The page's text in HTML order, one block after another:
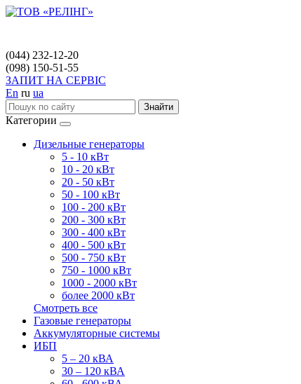
(044) 232-12-20
(098) 150-51-55
ЗАПИТ НА СЕРВІС
En ru ua
Знайти
Категории
Дизельные генераторы
5 - 10 кВт
10 - 20 кВт
20 - 50 кВт
50 - 100 кВт
100 - 200 кВт
200 - 300 кВт
300 - 400 кВт
400 - 500 кВт
500 - 750 кВт
750 - 1000 кВт
1000 - 2000 кВт
более 2000 кВт
Смотреть все
Газовые генераторы
Аккумуляторные системы
ИБП
5 – 20 кВА
30 – 120 кВА